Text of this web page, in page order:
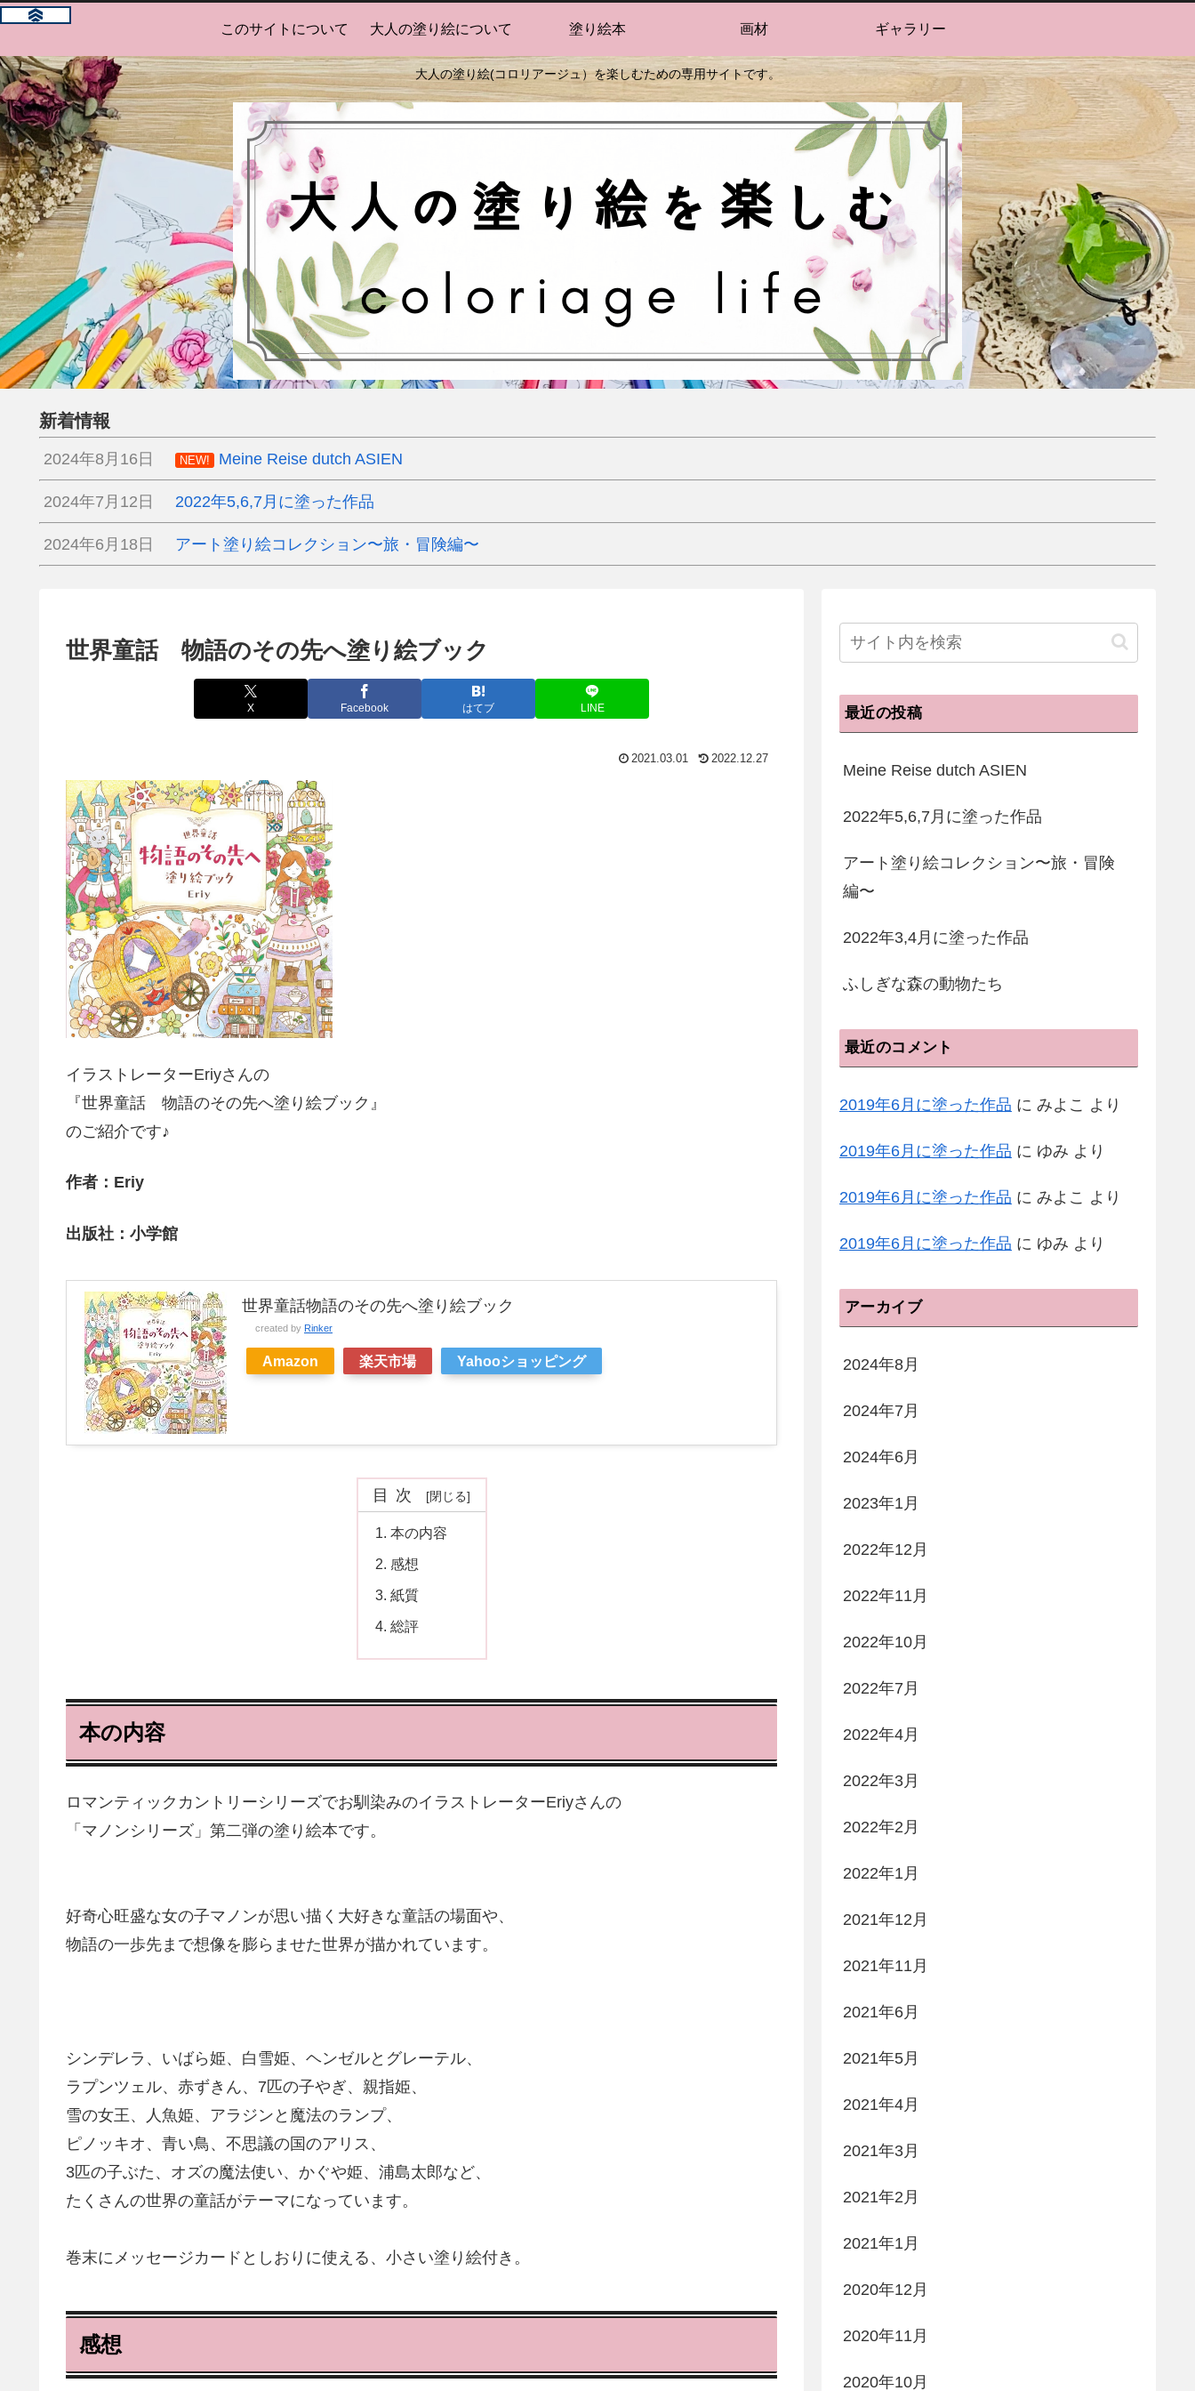
大人の塗り絵(コロリアージュ）を楽しむための専用サイトです。
このサイトについて 大人の塗り絵について 塗り絵本 画材 ギャラリー
新着情報
2024年8月16日 NEW! Meine Reise dutch ASIEN
2024年7月12日 2022年5,6,7月に塗った作品
2024年6月18日 アート塗り絵コレクション〜旅・冒険編〜
世界童話 物語のその先へ塗り絵ブック
X Facebook はてブ LINE
2021.03.01 2022.12.27
イラストレーターEriyさんの
『世界童話 物語のその先へ塗り絵ブック』
のご紹介です♪
作者：Eriy
出版社：小学館
世界童話物語のその先へ塗り絵ブック
created by Rinker
Amazon 楽天市場 Yahooショッピング
目次
本の内容
感想
紙質
総評
本の内容
ロマンティックカントリーシリーズでお馴染みのイラストレーターEriyさんの
「マノンシリーズ」第二弾の塗り絵本です。
好奇心旺盛な女の子マノンが思い描く大好きな童話の場面や、
物語の一歩先まで想像を膨らませた世界が描かれています。
シンデレラ、いばら姫、白雪姫、ヘンゼルとグレーテル、
ラプンツェル、赤ずきん、7匹の子やぎ、親指姫、
雪の女王、人魚姫、アラジンと魔法のランプ、
ピノッキオ、青い鳥、不思議の国のアリス、
3匹の子ぶた、オズの魔法使い、かぐや姫、浦島太郎など、
たくさんの世界の童話がテーマになっています。
巻末にメッセージカードとしおりに使える、小さい塗り絵付き。
感想
最近の投稿
Meine Reise dutch ASIEN
2022年5,6,7月に塗った作品
アート塗り絵コレクション〜旅・冒険
編〜
2022年3,4月に塗った作品
ふしぎな森の動物たち
最近のコメント
2019年6月に塗った作品 に みよこ より
2019年6月に塗った作品 に ゆみ より
2019年6月に塗った作品 に みよこ より
2019年6月に塗った作品 に ゆみ より
アーカイブ
2024年8月
2024年7月
2024年6月
2023年1月
2022年12月
2022年11月
2022年10月
2022年7月
2022年4月
2022年3月
2022年2月
2022年1月
2021年12月
2021年11月
2021年6月
2021年5月
2021年4月
2021年3月
2021年2月
2021年1月
2020年12月
2020年11月
2020年10月